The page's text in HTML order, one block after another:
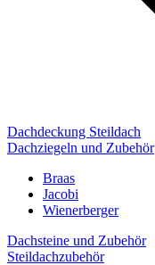
Dachdeckung Steildach
Dachziegeln und Zubehör
Braas
Jacobi
Wienerberger
Dachsteine und Zubehör
Steildachzubehör